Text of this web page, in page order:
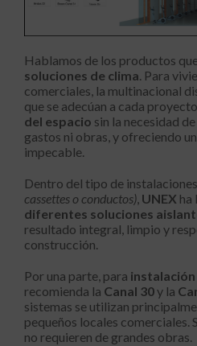
Hablamos de los productos
soluciones de clima. Para
comerciales, la multinacional
que se adecúan a cada proyecto
del espacio sin la necesidad
gastos ni obras, y ofreciendo
impecable.
Dentro del tipo de
cassettes o conductos), UNEX ha
diferentes soluciones
resultado integral, limpio y
construcción.
Por una parte, para
recomienda la Canal 30y la
sistemas se utilizan
pequeños locales comerciales.
no requieren de grandes obras.